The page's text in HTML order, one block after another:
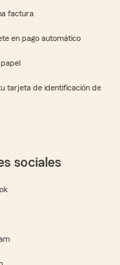
factura
en pago automático
tarjeta de identificación de
sociales